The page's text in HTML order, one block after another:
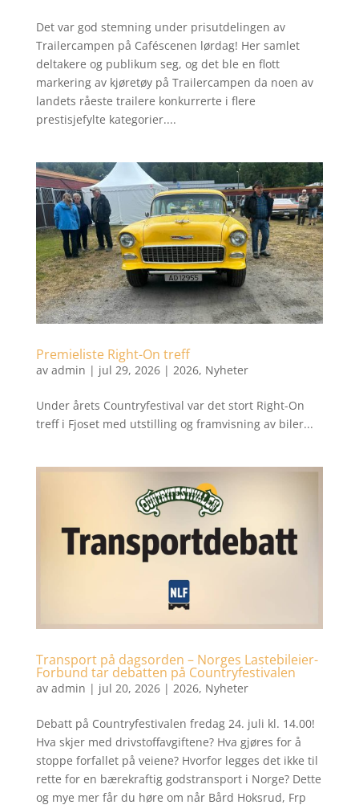
Det var god stemning under prisutdelingen av
Trailercampen på Caféscenen lørdag! Her samlet
deltakere og publikum seg, og det ble en flott
markering av kjøretøy på Trailercampen da noen av
landets råeste trailere konkurrerte i flere
prestisjefylte kategorier....
Premieliste Right-On treff
av admin | jul 29, 2026| 2026, Nyheter
Under årets Countryfestival var det stort Right-On
treff i Fjoset med utstilling og framvisning av biler...
Transport på dagsorden – Norges Lastebileier-
Forbund tar debatten på Countryfestivalen
av admin | jul 20, 2026| 2026, Nyheter
Debatt på Countryfestivalen fredag 24. juli kl. 14.00!
Hva skjer med drivstoffavgiftene? Hva gjøres for å
stoppe forfallet på veiene? Hvorfor legges det ikke til
rette for en bærekraftig godstransport i Norge? Dette
og mye mer får du høre om når Bård Hoksrud, Frp